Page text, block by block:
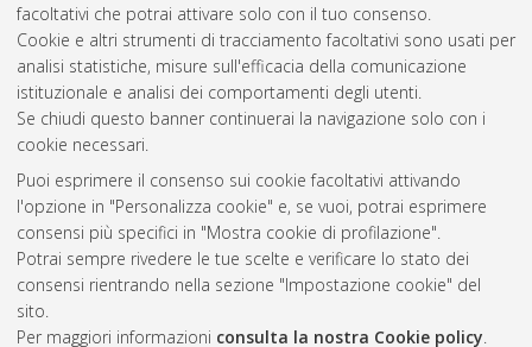
facoltativi che potrai attivare solo con il tuo consenso.
Cookie e altri strumenti di tracciamento facoltativi sono usati per
analisi statistiche, misure sull'efficacia della comunicazione
istituzionale e analisi dei comportamenti degli utenti.
Se chiudi questo banner continuerai la navigazione solo con i
cookie necessari.
Puoi esprimere il consenso sui cookie facoltativi attivando
l'opzione in "Personalizza cookie" e, se vuoi, potrai esprimere
consensi più specifici in "Mostra cookie di profilazione".
Potrai sempre rivedere le tue scelte e verificare lo stato dei
consensi rientrando nella sezione "Impostazione cookie" del
sito.
Per maggiori informazioni consulta la nostra Cookie policy.
Altri metadati
Gestione del documento:
Atom
Rss 1.0
Rss 2.0
AMS Laurea